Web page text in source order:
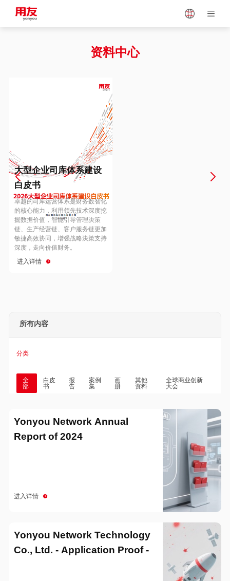
Vietnam
Europe
Hungary
Hong Kong
资料中心
大型企业司库体系建设
白皮书
卓越的司库运营体系是财务数智化
的核心能力，利用领先技术深度挖
掘数据价值，智能引导管理决策
链、生产经营链、客户服务链更加
敏捷高效协同，增强战略決策支持
深度，走向价值财务。
进入详情
所有内容
分类
全
部
白皮
书
报
告
案例
集
画
册
其他
资料
全球商业创新
大会
Yonyou Network Annual
Report of 2024
进入详情
Yonyou Network Technology
Co., Ltd. - Application Proof -